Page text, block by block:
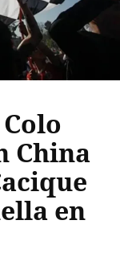
China
en